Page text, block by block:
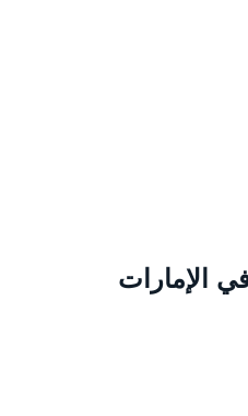
الإمارات